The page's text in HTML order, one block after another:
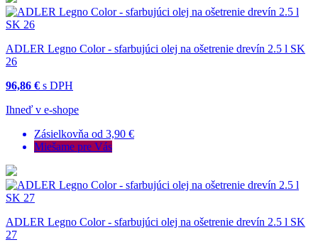
ADLER Legno Color - sfarbujúci olej na ošetrenie drevín 2.5 l SK
26
96,86 € s DPH
Ihneď v e-shope
Zásielkovňa od 3,90 €
Miešame pre Vás
ADLER Legno Color - sfarbujúci olej na ošetrenie drevín 2.5 l SK
27